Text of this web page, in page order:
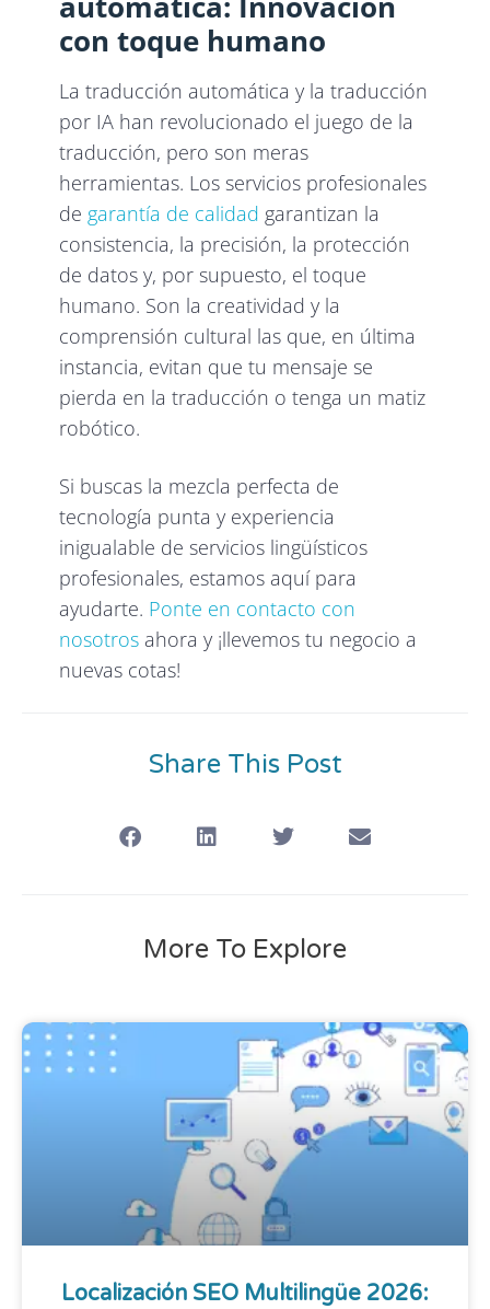
con toque humano
La traducción automática y la traducción
por IA han revolucionado el juego de la
traducción, pero son meras
herramientas. Los servicios profesionales
degarantía de calidad garantizan la
consistencia, la precisión, la protección
de datos y, por supuesto, el toque
humano. Son la creatividad y la
comprensión cultural las que, en última
instancia, evitan que tu mensaje se
pierda en la traducción o tenga un matiz
robótico.
Si buscas la mezcla perfecta de
tecnología punta y experiencia
inigualable de servicios lingüísticos
profesionales, estamos aquí para
ayudarte. Ponte en contacto con
nosotros ahora y ¡llevemos tu negocio a
nuevas cotas!
Share This Post
More To Explore
Localización SEO Multilingüe 2026: